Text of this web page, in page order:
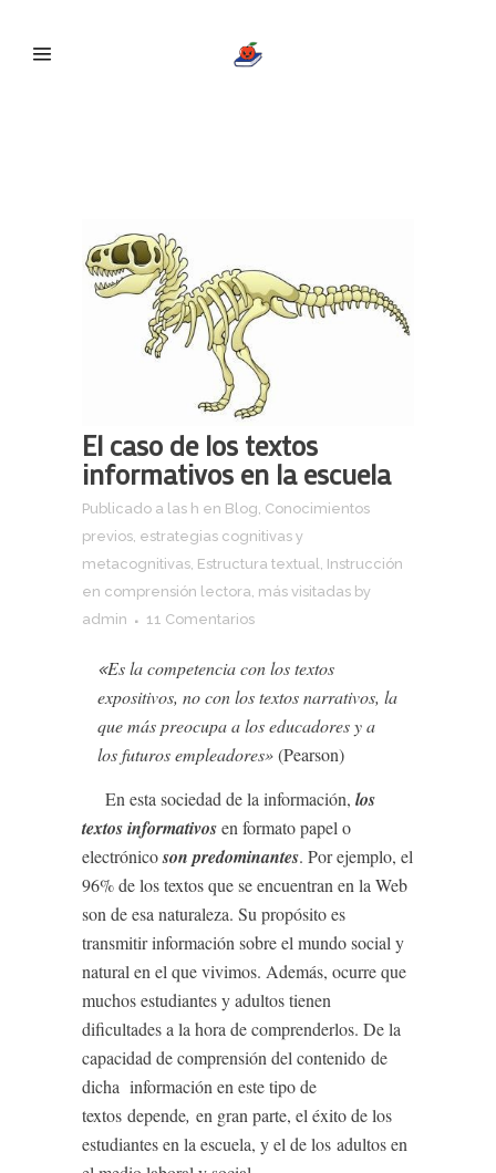
El caso de los textos
informativos en la escuela
Publicado a las h en Blog, Conocimientos
previos, estrategias cognitivas y
metacognitivas, Estructura textual, Instrucción
en comprensión lectora, más visitadas by
admin
11 Comentarios
«Es la competencia con los textos
expositivos, no con los textos narrativos, la
que más preocupa a los educadores y a
los futuros empleadores»(Pearson)
En esta sociedad de la información, los
textos informativosen formato papel o
electrónicoson predominantes. Por ejemplo, el
96% de los textos que se encuentran en la Web
son de esa naturaleza. Su propósito es
transmitir información sobre el mundo social y
natural en el que vivimos. Además, ocurre que
muchos estudiantes y adultos tienen
dificultades a la hora de comprenderlos. De la
capacidad de comprensión del contenido de
dicha información en este tipo de
textos depende, en gran parte, el éxito de los
estudiantes en la escuela, y el de los adultos en